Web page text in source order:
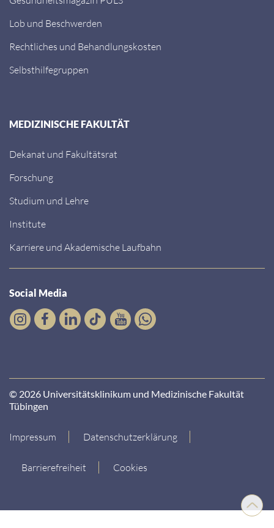
Nach
oben
Lob und Beschwerden
Rechtliches und Behandlungskosten
Selbsthilfegruppen
MEDIZINISCHE FAKULTÄT
Dekanat und Fakultätsrat
Forschung
Studium und Lehre
Institute
Karriere und Akademische Laufbahn
Social Media
© 2026 Universitätsklinikum und Medizinische Fakultät
Tübingen
Impressum Datenschutzerklärung
Barrierefreiheit Cookies